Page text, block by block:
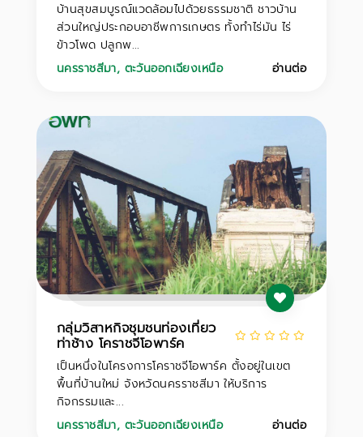
บ้านสุขสมบูรณ์แวดล้อมไปด้วยธรรมชาติ ชาวบ้าน
ส่วนใหญ่ประกอบอาชีพการเกษตร ทั้งทำไร่มัน ไร่
ข้าวโพด ปลูกพ...
นครราชสีมา, ตะวันออกเฉียงเหนือ อ่านต่อ
กลุ่มวิสาหกิจชุมชนท่องเที่ยว
ท่าช้าง โคราชจีโอพาร์ค
เป็นหนึ่งในโครงการโคราชจีโอพาร์ค ตั้งอยู่ในเขต
พื้นที่บ้านใหม่ จังหวัดนครราชสีมา ให้บริการ
กิจกรรมและ...
นครราชสีมา, ตะวันออกเฉียงเหนือ อ่านต่อ